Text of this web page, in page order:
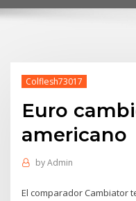
Colflesh73017
Euro
americano
byAdmin
El comparador Cambiator